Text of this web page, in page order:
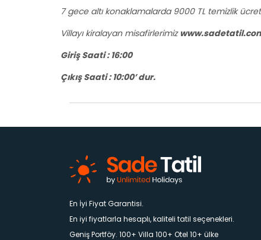
7 gece altı konaklamalarda 9000 TL temizlik
Villayı kiralayan misafirlerimiz
Giriş Saati : 16:00
Çıkış Saati : 10:00’ dur.
En İyi Fiyat Garantisi.
En iyi fiyatlarla hesaplı, kaliteli tatil seçenekleri.
Geniş Portföy. 100+ Villa 100+ Otel 10+ ülke